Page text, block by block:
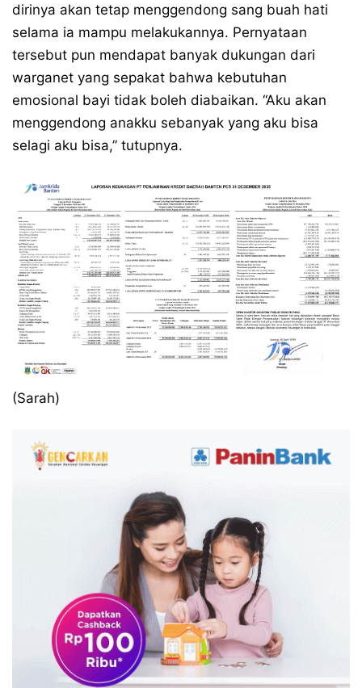
dirinya akan tetap menggendong sang buah hati
selama ia mampu melakukannya. Pernyataan
tersebut pun mendapat banyak dukungan dari
warganet yang sepakat bahwa kebutuhan
emosional bayi tidak boleh diabaikan. “Aku akan
menggendong anakku sebanyak yang aku bisa
selagi aku bisa,” tutupnya.
(Sarah)